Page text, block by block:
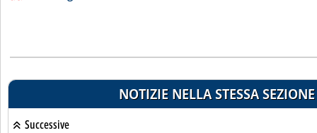
NOTIZIE NELLA STESSA SEZIONE
Successive